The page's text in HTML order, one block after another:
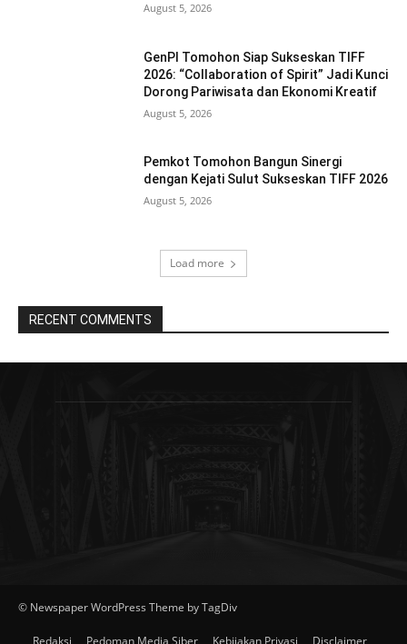
August 5, 2026
GenPI Tomohon Siap Sukseskan TIFF
2026: “Collaboration of Spirit” Jadi Kunci
Dorong Pariwisata dan Ekonomi Kreatif
August 5, 2026
Pemkot Tomohon Bangun Sinergi
dengan Kejati Sulut Sukseskan TIFF 2026
August 5, 2026
Load more
RECENT COMMENTS
© Newspaper WordPress Theme by TagDiv